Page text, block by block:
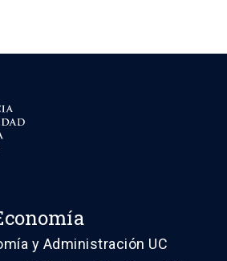
y Administración UC